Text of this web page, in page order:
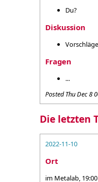
Du?
Diskussion
Fragen
...
PostedThu Dec 8
Die letzten
2022-11-10
Ort
im Metalab,